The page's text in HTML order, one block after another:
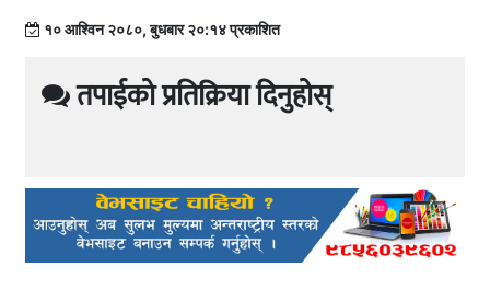
१० आश्विन २०८०, बुधबार २०:१४ प्रकाशित
तपाईको प्रतिक्रिया दिनुहोस्